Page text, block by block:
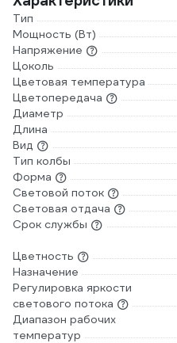
Тип
Мощность (Вт)
Напряжение
Цоколь
Цветовая температура
Цветопередача
Диаметр
Длина
Вид
Тип колбы
Форма
Световой поток
Световая отдача
Срок службы
Цветность
Назначение
Регулировка яркости
светового потока
Диапазон рабочих
температур